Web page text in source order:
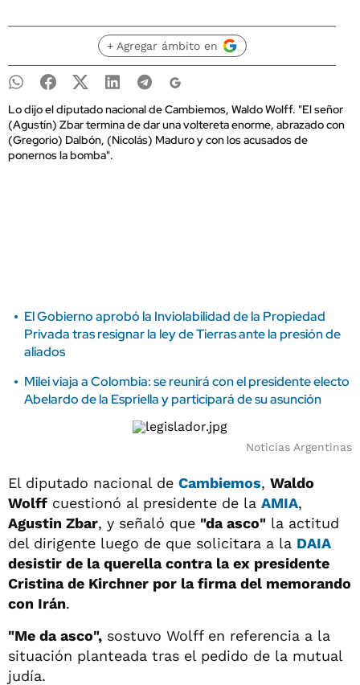
+ Agregar ámbito en
Lo dijo el diputado nacional de Cambiemos, Waldo Wolff. "El señor
(Agustín) Zbar termina de dar una voltereta enorme, abrazado con
(Gregorio) Dalbón, (Nicolás) Maduro y con los acusados de
ponernos la bomba".
El Gobierno aprobó la Inviolabilidad de la Propiedad
Privada tras resignar la ley de Tierras ante la presión de
aliados
Milei viaja a Colombia: se reunirá con el presidente electo
Abelardo de la Espriella y participará de su asunción
Noticias Argentinas
El diputado nacional de Cambiemos, Waldo
Wolff cuestionó al presidente de la AMIA,
Agustin Zbar, y señaló que "da asco" la actitud
del dirigente luego de que solicitara a la DAIA
desistir de la querella contra la ex presidente
Cristina de Kirchner por la firma del memorando
con Irán.
"Me da asco", sostuvo Wolff en referencia a la
situación planteada tras el pedido de la mutual
judía.